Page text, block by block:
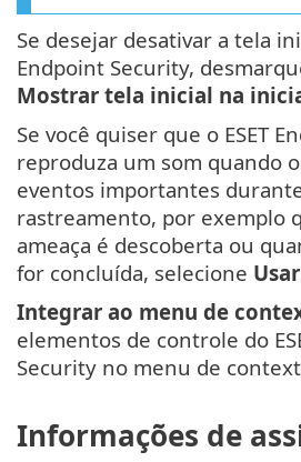
Se desejar desativar a tela
Endpoint Security,
Mostrar tela inicial na
Se você quiser que o ESET
reproduza um som quando
eventos importantes
rastreamento, por exemplo
ameaça é descoberta ou
for concluída, selecione
Integrar ao menu de
elementos de controle do
Security no menu de
Informações de